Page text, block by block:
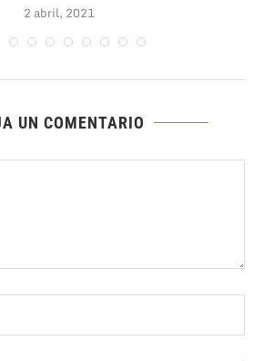
2 abril, 2021
UN COMENTARIO